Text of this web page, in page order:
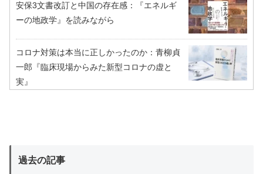
安保3文書改訂と中国の存在感：『エネルギ
ーの地政学』を読みながら
コロナ対策は本当に正しかったのか：青柳貞
一郎『臨床現場からみた新型コロナの虚と
実』
過去の記事